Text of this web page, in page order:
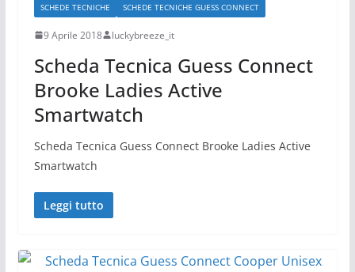
SCHEDE TECNICHE SCHEDE TECNICHE GUESS CONNECT
9 Aprile 2018 luckybreeze_it
Scheda Tecnica Guess Connect
Brooke Ladies Active
Smartwatch
Scheda Tecnica Guess Connect Brooke Ladies Active
Smartwatch
Leggi tutto